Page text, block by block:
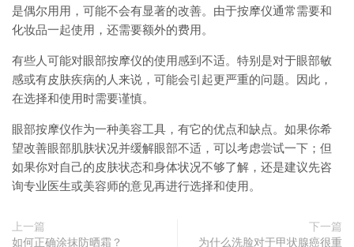
是偶尔用用，可能不会有显著的改善。由于按摩仪通常需要和
化妆品一起使用，还需要额外的费用。
有些人可能对眼部按摩仪的使用感到不适。特别是对于眼部敏
感或有皮肤疾病的人来说，可能会引起更严重的问题。因此，
在选择和使用时需要谨慎。
眼部按摩仪作为一种美容工具，有它的优点和缺点。如果你希
望改善眼部肌肤状况并缓解眼部不适，可以考虑尝试一下；但
如果你对自己的皮肤状态和身体状况不够了解，还是建议先咨
询专业医生或美容师的意见再进行选择和使用。
上一篇
如何正确涂抹防晒霜？
下一篇
为什么洗脸对于甲状腺癌很重